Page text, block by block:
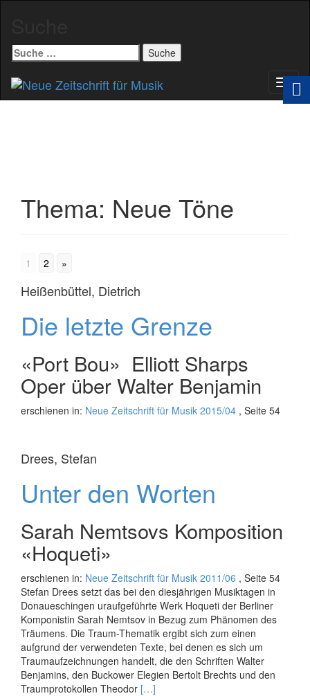
Suche
nach:
Thema: Neue Töne
1 2 »
Heißenbüttel, Dietrich
Die letzte Grenze
«Port Bou»  Elliott Sharps
Oper über Walter Benjamin
erschienen in: Neue Zeitschrift für Musik 2015/04 , Seite 54
Drees, Stefan
Unter den Worten
Sarah Nemtsovs Komposition
«Hoqueti»
erschienen in: Neue Zeitschrift für Musik 2011/06 , Seite 54
Stefan Drees setzt das bei den diesjährigen Musiktagen in
Donaueschingen uraufgeführte Werk Hoqueti der Berliner
Komponistin Sarah Nemtsov in Bezug zum Phänomen des
Träumens. Die Traum-Thematik ergibt sich zum einen
aufgrund der verwendeten Texte, bei denen es sich um
Traumaufzeichnungen handelt, die den Schriften Walter
Benjamins, den Buckower Elegien Bertolt Brechts und den
Traumprotokollen Theodor Read
[…]